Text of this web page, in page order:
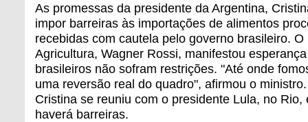
As promessas da presidente da Argentina,
impor barreiras às importações de alimentos
recebidas com cautela pelo governo brasileiro. O
Agricultura, Wagner Rossi, manifestou
brasileiros não sofram restrições. "Até onde
uma reversão real do quadro", afirmou o
Cristina se reuniu com o presidente Lula, no Rio,
haverá barreiras.